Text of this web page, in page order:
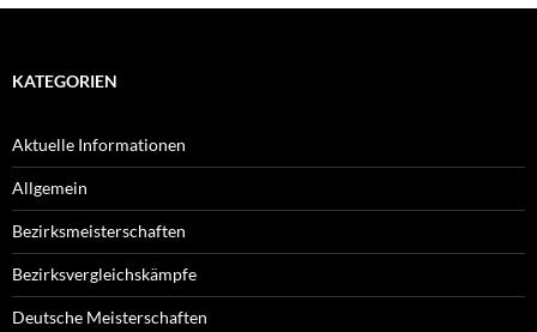
KATEGORIEN
Aktuelle Informationen
Allgemein
Bezirksmeisterschaften
Bezirksvergleichskämpfe
Deutsche Meisterschaften